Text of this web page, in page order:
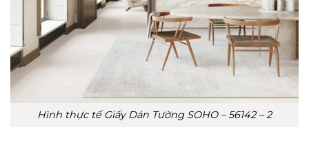
Hình thực tế Giấy Dán Tường SOHO – 56142 – 2